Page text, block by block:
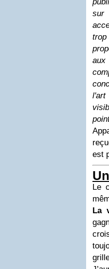
sur
trop
l'art
est
Le
La